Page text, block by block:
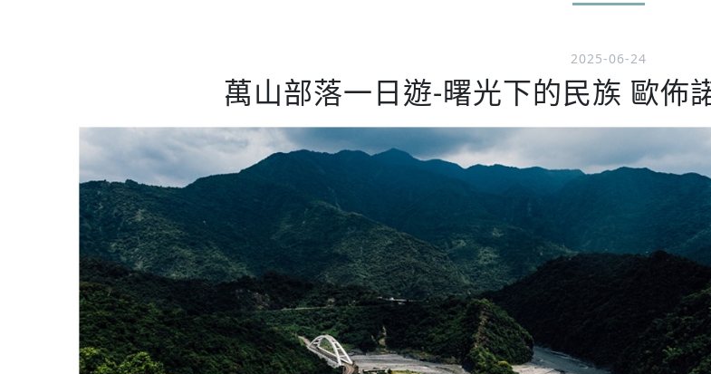
2025-06-24
萬山部落一日遊-曙光下的民族 歐佈